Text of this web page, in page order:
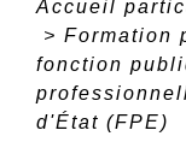
Accueil
> Formation
fonction
d'État (FPE)